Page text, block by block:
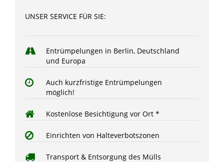
UNSER SERVICE FÜR SIE:
Entrümpelungen in Berlin, Deutschland
und Europa
Auch kurzfristige Entrümpelungen
möglich!
Kostenlose Besichtigung vor Ort *
Einrichten von Halteverbotszonen
Transport & Entsorgung des Mülls